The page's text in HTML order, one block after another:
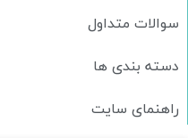
سوالات متداول
دسته بندی ها
راهنمای سایت